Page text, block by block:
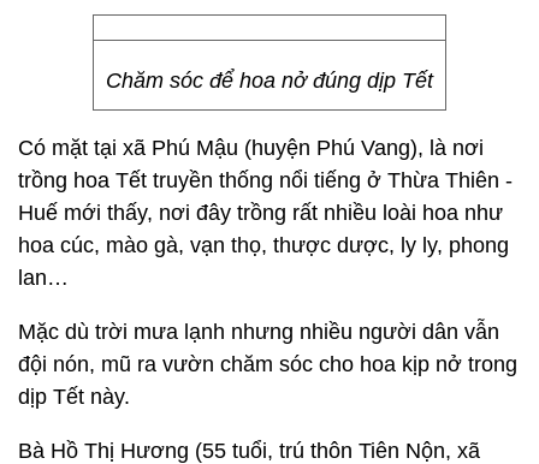
Chăm sóc để hoa nở đúng dịp Tết
Có mặt tại xã Phú Mậu (huyện Phú Vang), là nơi
trồng hoa Tết truyền thống nổi tiếng ở Thừa Thiên -
Huế mới thấy, nơi đây trồng rất nhiều loài hoa như
hoa cúc, mào gà, vạn thọ, thược dược, ly ly, phong
lan…
Mặc dù trời mưa lạnh nhưng nhiều người dân vẫn
đội nón, mũ ra vườn chăm sóc cho hoa kịp nở trong
dịp Tết này.
Bà Hồ Thị Hương (55 tuổi, trú thôn Tiên Nộn, xã